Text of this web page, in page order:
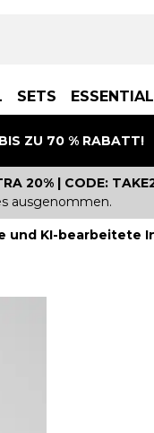
SETS
ZU 70 % RABATT!
20% | CODE:
ausgenommen.
und KI-bearbeitete